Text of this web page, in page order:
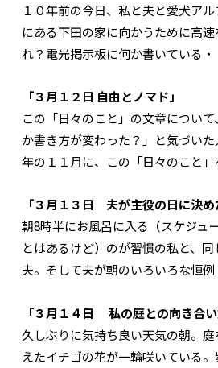
１０年前の今日、私と夫と愛犬ア
にある下田の家に向かうために高
れ？電光掲示板に何か書いている
「３月１２日 自由とノマド」
この「日々のこと」の文章につい
か書き方が変わった？」と気づい
年の１１月に、この「日々のこと
「３月１３日 夫が主役の日に決め
朝8時半にお風呂に入る（スケジュ
とはあるけど）のが習慣の私と、
夫。そして夫が朝のいろいろな恒
「３月１４日 私の庭との向き合い
久しぶりに気持ち良い天気の朝。
えたイチゴの花が一輪咲いている